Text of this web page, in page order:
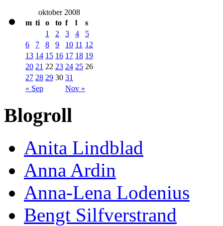
oktober 2008
m ti o to f l s
« Sep Nov »
1 2 3 4
5
6
7 8 9 10 11 12
13 14 15 16 17 18 19
20 21 22 23 24 25 26
27 28 29 30 31
Blogroll
Anita Lindblad
Anna Ardin
Anna-Lena Lodenius
Bengt Silfverstrand